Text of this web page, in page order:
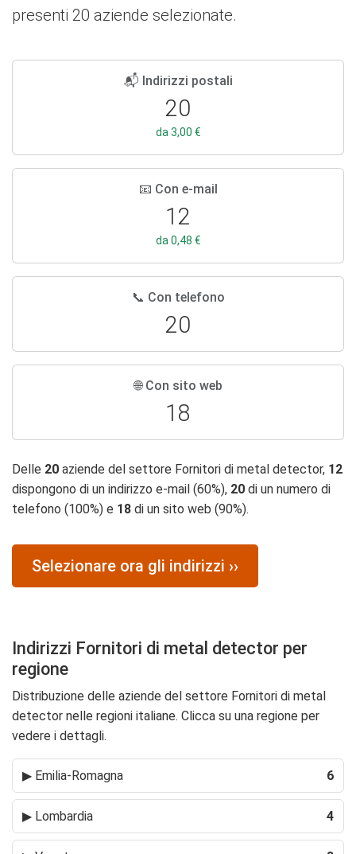
presenti 20 aziende selezionate.
📬 Indirizzi postali
20
da 3,00 €
📧 Con e-mail
12
da 0,48 €
📞 Con telefono
20
🌐 Con sito web
18
Delle 20 aziende del settore Fornitori di metal detector, 12
dispongono di un indirizzo e-mail (60%), 20 di un numero di
telefono (100%) e 18 di un sito web (90%).
Selezionare ora gli indirizzi ››
Indirizzi Fornitori di metal detector per
regione
Distribuzione delle aziende del settore Fornitori di metal
detector nelle regioni italiane. Clicca su una regione per
vedere i dettagli.
▶ Emilia-Romagna 6
▶ Lombardia 4